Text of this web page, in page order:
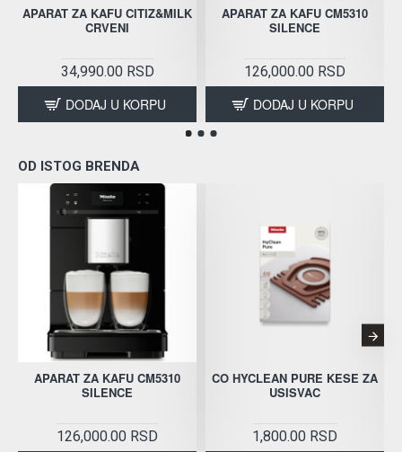
APARAT ZA KAFU CITIZ&MILK
CRVENI
34,990.00 RSD
DODAJ U KORPU
APARAT ZA KAFU CM5310
SILENCE
126,000.00 RSD
DODAJ U KORPU
OD ISTOG BRENDA
APARAT ZA KAFU CM5310
SILENCE
126,000.00 RSD
CO HYCLEAN PURE KESE ZA
USISVAC
1,800.00 RSD